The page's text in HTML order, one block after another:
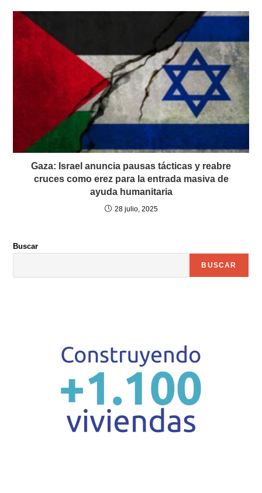
Gaza: Israel anuncia pausas tácticas y reabre
cruces como erez para la entrada masiva de
ayuda humanitaria
28 julio, 2025
Buscar
BUSCAR